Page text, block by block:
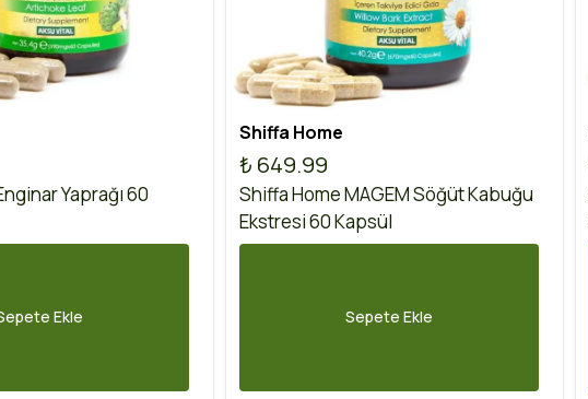
Yaprağı 60
Ekle
Shiffa Home
₺ 649.99
Shiffa Home MAGEM Söğüt Kabuğu
Ekstresi 60 Kapsül
Sepete Ekle